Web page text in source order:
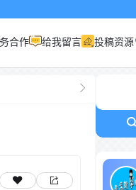
合作 给我留言 投稿资源